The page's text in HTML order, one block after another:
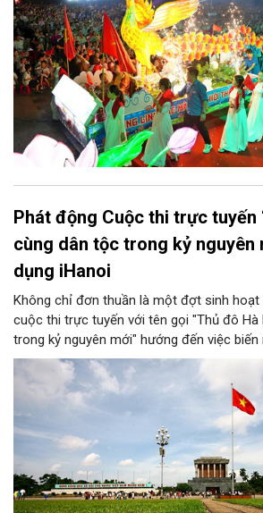
Phát động Cuộc thi trực tuyến
cùng dân tộc trong kỷ nguyên
dụng iHanoi
Không chỉ đơn thuần là một đợt sinh hoạt
cuộc thi trực tuyến với tên gọi "Thủ đô Hà
trong kỷ nguyên mới" hướng đến việc
chiến lược trong Nghị quyết số 02-NQ/
thành niềm tin, thành nhận thức chung